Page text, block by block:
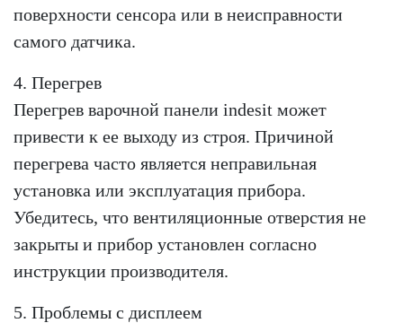
поверхности сенсора или в неисправности
самого датчика.
4. Перегрев
Перегрев варочной панели indesit может
привести к ее выходу из строя. Причиной
перегрева часто является неправильная
установка или эксплуатация прибора.
Убедитесь, что вентиляционные отверстия не
закрыты и прибор установлен согласно
инструкции производителя.
5. Проблемы с дисплеем